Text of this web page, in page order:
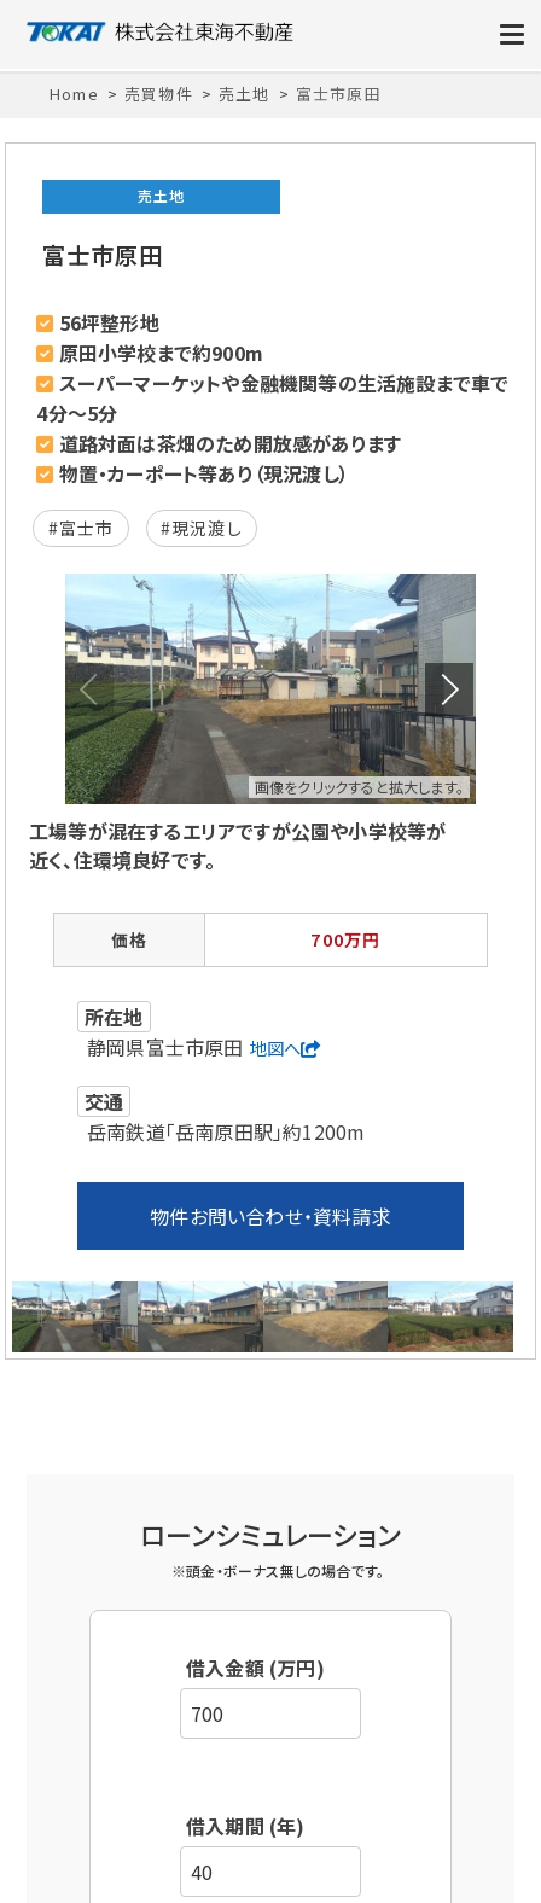
株式会社東海不動産
Home 売買物件 売土地 富士市原田
売土地
富士市原田
56坪整形地
原田小学校まで約900m
スーパーマーケットや金融機関等の生活施設まで車で
4分～5分
道路対面は茶畑のため開放感があります
物置・カーポート等あり（現況渡し）
#富士市 #現況渡し
画像をクリックすると拡大します。
工場等が混在するエリアですが公園や小学校等が
近く、住環境良好です。
価格 700万円
所在地
静岡県富士市原田 地図へ
交通
岳南鉄道「岳南原田駅」約1200m
物件お問い合わせ・資料請求
ローンシミュレーション
※頭金・ボーナス無しの場合です。
借入金額 (万円)
借入期間 (年)